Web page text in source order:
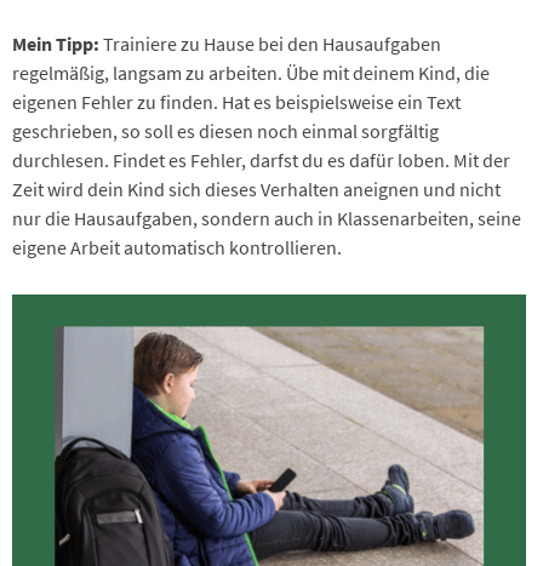
Mein Tipp: Trainiere zu Hause bei den Hausaufgaben
regelmäßig, langsam zu arbeiten. Übe mit deinem Kind, die
eigenen Fehler zu finden. Hat es beispielsweise ein Text
geschrieben, so soll es diesen noch einmal sorgfältig
durchlesen. Findet es Fehler, darfst du es dafür loben. Mit der
Zeit wird dein Kind sich dieses Verhalten aneignen und nicht
nur die Hausaufgaben, sondern auch in Klassenarbeiten, seine
eigene Arbeit automatisch kontrollieren.